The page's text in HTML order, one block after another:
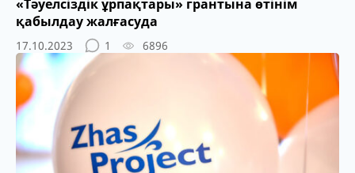
«Тәуелсіздік ұрпақтары» грантына өтінім
қабылдау жалғасуда
17.10.2023 1 6896